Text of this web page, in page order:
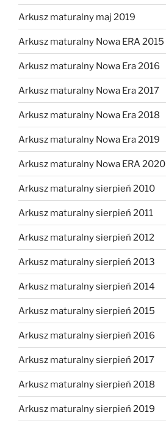
Arkusz maturalny maj 2019
Arkusz maturalny Nowa ERA 2015
Arkusz maturalny Nowa Era 2016
Arkusz maturalny Nowa Era 2017
Arkusz maturalny Nowa Era 2018
Arkusz maturalny Nowa Era 2019
Arkusz maturalny Nowa ERA 2020
Arkusz maturalny sierpień 2010
Arkusz maturalny sierpień 2011
Arkusz maturalny sierpień 2012
Arkusz maturalny sierpień 2013
Arkusz maturalny sierpień 2014
Arkusz maturalny sierpień 2015
Arkusz maturalny sierpień 2016
Arkusz maturalny sierpień 2017
Arkusz maturalny sierpień 2018
Arkusz maturalny sierpień 2019